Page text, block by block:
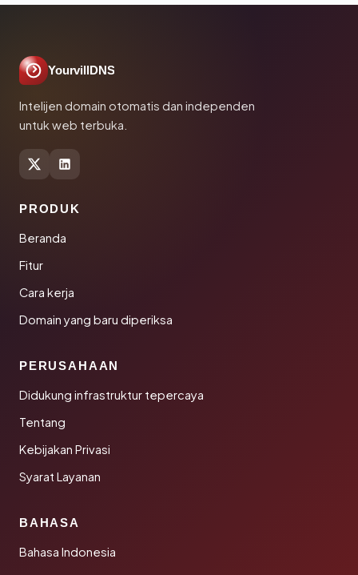
YourvillDNS
Intelijen domain otomatis dan independen
untuk web terbuka.
PRODUK
Beranda
Fitur
Cara kerja
Domain yang baru diperiksa
PERUSAHAAN
Didukung infrastruktur tepercaya
Tentang
Kebijakan Privasi
Syarat Layanan
BAHASA
Bahasa Indonesia